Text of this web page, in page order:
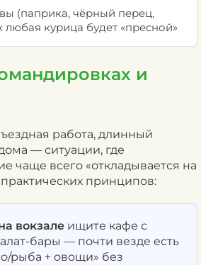
(паприка, чёрный перец,
курица будет «пресной»
и
работа, длинный
— ситуации, где
чаще всего «откладывается на
принципов:
вокзале ищите кафе с
бары — почти везде есть
рыба + овощи» без